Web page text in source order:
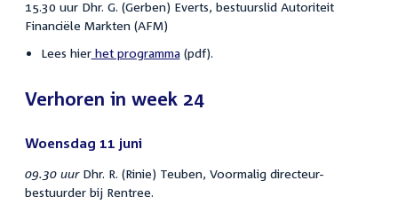
15.30 uur Dhr. G. (Gerben) Everts, bestuurslid Autoriteit
Financiële Markten (AFM)
Lees hierhet programma(pdf).
Verhoren in week 24
Woensdag 11 juni
09.30 uurDhr. R. (Rinie) Teuben, Voormalig directeur-
bestuurder bij Rentree.